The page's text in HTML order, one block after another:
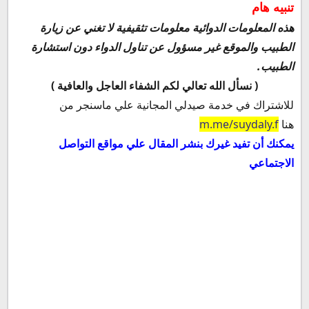
تنبيه هام
هذه المعلومات الدوائية معلومات تثقيفية لا تغني عن زيارة
الطبيب والموقع غير مسؤول عن تناول الدواء دون استشارة
الطبيب.
( نسأل الله تعالي لكم الشفاء العاجل والعافية )
للاشتراك في خدمة صيدلي المجانية علي ماسنجر من
هنا m.me/suydaly.f
يمكنك أن تفيد غيرك بنشر المقال علي مواقع التواصل
الاجتماعي